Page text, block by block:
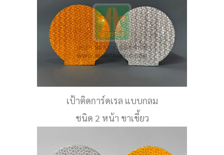
เป้าติดการ์ดเรล แบบกลม
ชนิด 2 หน้า ขาเขี้ยว